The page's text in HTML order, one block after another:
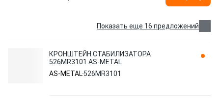
Показать еще 16 предложений
КРОНШТЕЙН СТАБИЛИЗАТОРА
526MR3101 AS-METAL
AS-METAL526MR3101